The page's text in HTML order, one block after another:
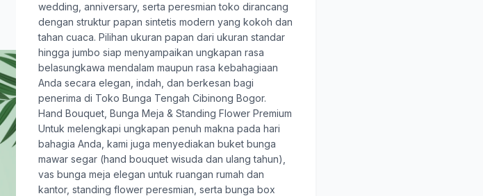
wedding, anniversary, serta peresmian toko dirancang
dengan struktur papan sintetis modern yang kokoh dan
tahan cuaca. Pilihan ukuran papan dari ukuran standar
hingga jumbo siap menyampaikan ungkapan rasa
belasungkawa mendalam maupun rasa kebahagiaan
Anda secara elegan, indah, dan berkesan bagi
penerima di Toko Bunga Tengah Cibinong Bogor.
Hand Bouquet, Bunga Meja & Standing Flower Premium
Untuk melengkapi ungkapan penuh makna pada hari
bahagia Anda, kami juga menyediakan buket bunga
mawar segar (hand bouquet wisuda dan ulang tahun),
vas bunga meja elegan untuk ruangan rumah dan
kantor, standing flower peresmian, serta bunga box